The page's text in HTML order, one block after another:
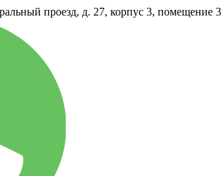
проезд, д. 27, корпус 3, помещение 3